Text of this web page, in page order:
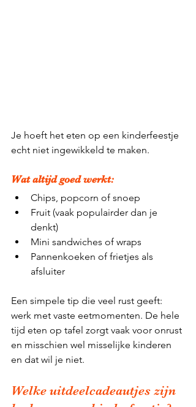
Je hoeft het eten op een kinderfeestje
echt niet ingewikkeld te maken.
Wat altijd goed werkt:
Chips, popcorn of snoep
Fruit (vaak populairder dan je
denkt)
Mini sandwiches of wraps
Pannenkoeken of frietjes als
afsluiter
Een simpele tip die veel rust geeft:
werk met vaste eetmomenten. De hele
tijd eten op tafel zorgt vaak voor onrust
en misschien wel misselijke kinderen
en dat wil je niet.
Welke uitdeelcadeautjes zijn